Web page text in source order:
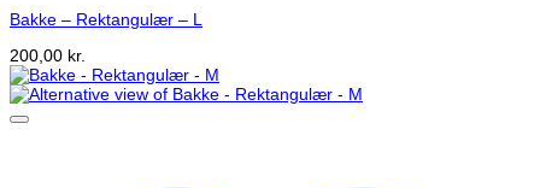
Bakke – Rektangulær – L
200,00 kr.